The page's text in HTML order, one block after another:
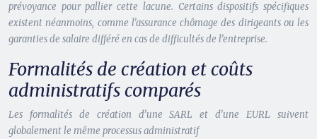
prévoyance pour pallier cette lacune. Certains dispositifs spécifiques
existent néanmoins, comme l’assurance chômage des dirigeants ou les
garanties de salaire différé en cas de difficultés de l’entreprise.
Formalités de création et coûts
administratifs comparés
Les formalités de création d’une SARL et d’une EURL suivent
globalement le même processus administratif